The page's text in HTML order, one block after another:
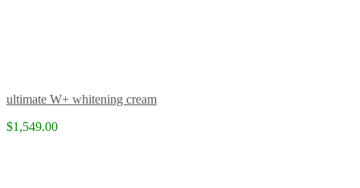
ultimate W+ whitening cream
$1,549.00